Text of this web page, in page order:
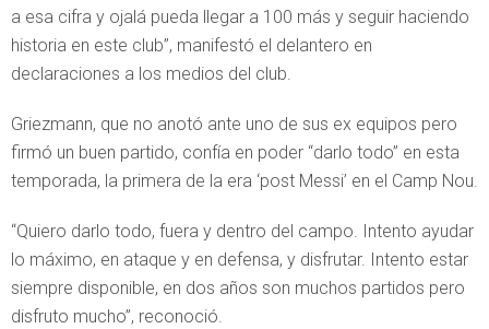
a esa cifra y ojalá pueda llegar a 100 más y seguir haciendo
historia en este club”, manifestó el delantero en
declaraciones a los medios del club.
Griezmann, que no anotó ante uno de sus ex equipos pero
firmó un buen partido, confía en poder “darlo todo” en esta
temporada, la primera de la era ‘post Messi’ en el Camp Nou.
“Quiero darlo todo, fuera y dentro del campo. Intento ayudar
lo máximo, en ataque y en defensa, y disfrutar. Intento estar
siempre disponible, en dos años son muchos partidos pero
disfruto mucho”, reconoció.